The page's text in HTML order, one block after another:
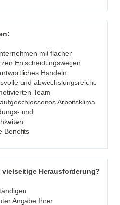
mit flachen
Entscheidungswegen
Handeln
und abwechslungsreiche
Team
Arbeitsklima
und
Benefits
Herausforderung?
Angabe Ihrer